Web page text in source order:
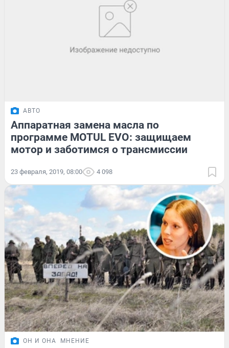
АВТО
Аппаратная замена масла по
программе MOTUL EVO: защищаем
мотор и заботимся о трансмиссии
23 февраля, 2019, 08:00 4 098
ОН И ОНА МНЕНИЕ